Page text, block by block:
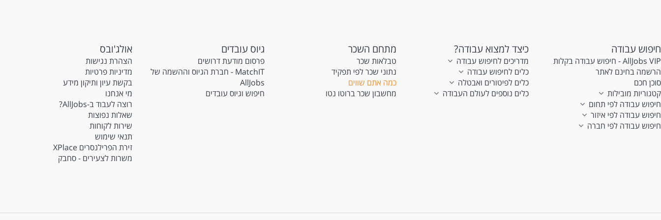
חיפוש עבודה
AllJobs VIP - חיפוש עבודה בקלות
הרשמה בחינם לאתר
סוכן חכם
קטגוריות מובילות
חיפוש עבודה לפי תחום
חיפוש עבודה לפי איזור
חיפוש עבודה לפי חברה
כיצד למצוא עבודה?
מדריכים לחיפוש עבודה
כלים לחיפוש עבודה
כלים לפיטורים ואבטלה
כלים נוספים לעולם העבודה
מתחם השכר
טבלאות שכר
נתוני שכר לפי תפקיד
כמה אתם שווים
מחשבון שכר ברוטו נטו
גיוס עובדים
פרסום מודעת דרושים
MatchIT - חברת הגיוס וההשמה של
AllJobs
חיפוש וגיוס עובדים
אולג'ובס
הצהרת נגישות
מדיניות פרטיות
בקשת עיון ותיקון מידע
מי אנחנו
רוצה לעבוד ב-AllJobs?
שאלות נפוצות
שירות לקוחות
תנאי שימוש
זירת הפרילנסרים XPlace
משרות לצעירים - סחבק